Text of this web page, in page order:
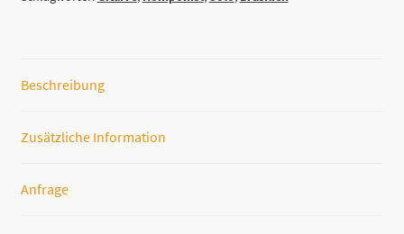
guitar
Carlos
Lima)
Menge
Beschreibung
Zusätzliche Information
Anfrage